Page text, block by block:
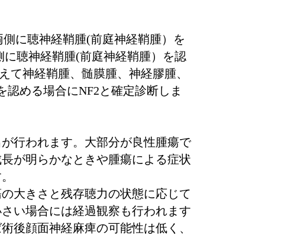
に聴神経鞘腫(前庭神経鞘腫）を
聴神経鞘腫(前庭神経鞘腫）を認
て神経鞘腫、髄膜腫、神経膠腫、
める場合にNF2と確定診断しま
行われます。大部分が良性腫瘍で
が明らかなときや腫瘍による症状
大きさと残存聴力の状態に応じて
い場合には経過観察も行われます
後顔面神経麻痺の可能性は低く、